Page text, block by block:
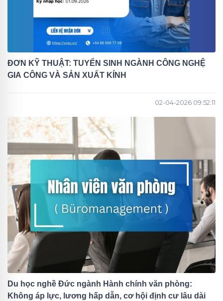
ĐƠN KỸ THUẬT: TUYỂN SINH NGÀNH CÔNG NGHỆ
GIA CÔNG VÀ SẢN XUẤT KÍNH
02-04-2026 09:52:11
Du học nghề Đức ngành Hành chính văn phòng:
Không áp lực, lương hấp dẫn, cơ hội định cư lâu dài